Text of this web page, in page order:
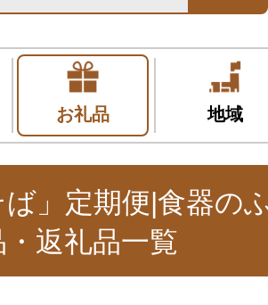
お礼品 地域
ば」定期便|食器の
返礼品一覧